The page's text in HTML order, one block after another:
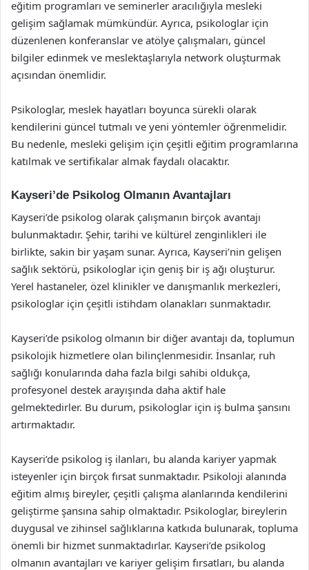
eğitim programları ve seminerler aracılığıyla mesleki
gelişim sağlamak mümkündür. Ayrıca, psikologlar için
düzenlenen konferanslar ve atölye çalışmaları, güncel
bilgiler edinmek ve meslektaşlarıyla network oluşturmak
açısından önemlidir.
Psikologlar, meslek hayatları boyunca sürekli olarak
kendilerini güncel tutmalı ve yeni yöntemler öğrenmelidir.
Bu nedenle, mesleki gelişim için çeşitli eğitim programlarına
katılmak ve sertifikalar almak faydalı olacaktır.
Kayseri’de Psikolog Olmanın Avantajları
Kayseri’de psikolog olarak çalışmanın birçok avantajı
bulunmaktadır. Şehir, tarihi ve kültürel zenginlikleri ile
birlikte, sakin bir yaşam sunar. Ayrıca, Kayseri’nin gelişen
sağlık sektörü, psikologlar için geniş bir iş ağı oluşturur.
Yerel hastaneler, özel klinikler ve danışmanlık merkezleri,
psikologlar için çeşitli istihdam olanakları sunmaktadır.
Kayseri’de psikolog olmanın bir diğer avantajı da, toplumun
psikolojik hizmetlere olan bilinçlenmesidir. İnsanlar, ruh
sağlığı konularında daha fazla bilgi sahibi oldukça,
profesyonel destek arayışında daha aktif hale
gelmektedirler. Bu durum, psikologlar için iş bulma şansını
artırmaktadır.
Kayseri’de psikolog iş ilanları, bu alanda kariyer yapmak
isteyenler için birçok fırsat sunmaktadır. Psikoloji alanında
eğitim almış bireyler, çeşitli çalışma alanlarında kendilerini
geliştirme şansına sahip olmaktadır. Psikologlar, bireylerin
duygusal ve zihinsel sağlıklarına katkıda bulunarak, topluma
önemli bir hizmet sunmaktadırlar. Kayseri’de psikolog
olmanın avantajları ve kariyer gelişim fırsatları, bu alanda